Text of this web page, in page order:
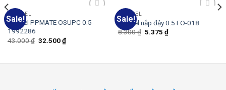
Sale!
to
BÚT GEL
Bút Gel PPMATE OSUPC 0.5-
1992286
43.000₫ 32.500₫
Sale!
BÚT GEL
Bút Gel nắp đậy 0.5 FO-018
8.300₫ 5.375 ₫